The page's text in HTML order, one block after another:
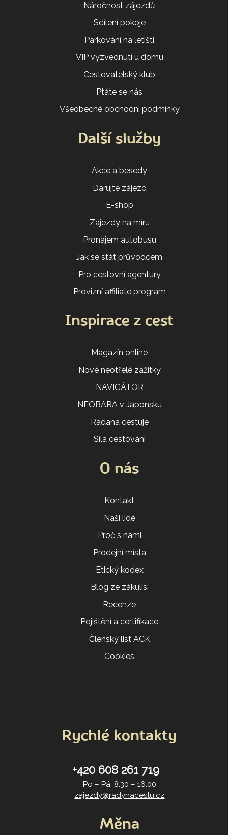
Náročnost zájezdů
Sdílení pokoje
Parkování na letišti
VIP vyzvednutí u domu
Cestovatelský klub
Ptáte se nás
Všeobecné obchodní podmínky
Další služby
Akce a besedy
Darujte zájezd
E-shop
Zájezdy na míru
Pronájem autobusu
Jak se stát průvodcem
Pro cestovní agentury
Provizní affiliate program
Inspirace z cest
Magazín online
Nové neotřelé zážitky
NAVIGÁTOR
NEOBARA v Japonsku
Radana cestuje
Síla cestování
O nás
Kontakt
Naši lidé
Proč s námi
Prodejní místa
Etický kodex
Blog ze zákulisí
Recenze
Pojištění a certifikace
Členský list ACK
Cookies
Rychlé kontakty
+420 608 261 719
Po – Pá: 8:30 – 16:00
zajezdy@radynacestu.cz
Měna